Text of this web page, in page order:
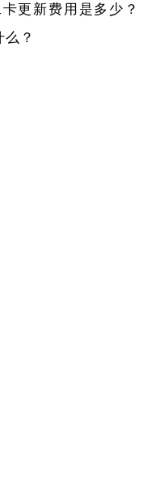
更新费用是多少？
？